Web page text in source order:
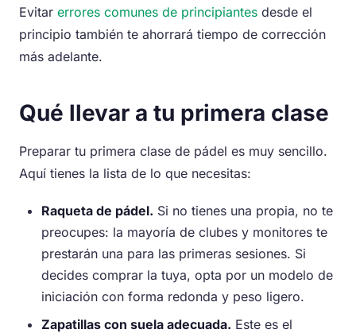
Evitar errores comunes de principiantes desde el
principio también te ahorrará tiempo de corrección
más adelante.
Qué llevar a tu primera clase
Preparar tu primera clase de pádel es muy sencillo.
Aquí tienes la lista de lo que necesitas:
Raqueta de pádel. Si no tienes una propia, no te
preocupes: la mayoría de clubes y monitores te
prestarán una para las primeras sesiones. Si
decides comprar la tuya, opta por un modelo de
iniciación con forma redonda y peso ligero.
Zapatillas con suela adecuada. Este es el